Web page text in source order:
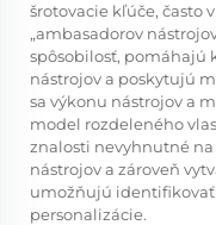
šrotovacie kľúče, často
„ambasadorov
spôsobilosť, pomáhajú
nástrojov a poskytujú
sa výkonu nástrojov a
model rozdeleného
znalosti nevyhnutné
nástrojov a zároveň
umožňujú
personalizácie.